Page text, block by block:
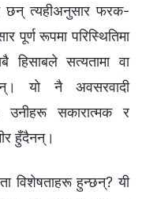
छन् त्यहीअनुसार फरक-
रूपमा परिस्थितिमा
हिसाबले सत्यतामा वा
यो नै अवसरवादी
उनीहरू सकारात्मक र
हुँदैनन्।
विशेषताहरू हुन्छन्? यी